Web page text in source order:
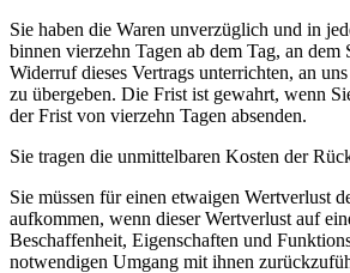
Sie haben die Waren unverzüglich und in
binnen vierzehn Tagen ab dem Tag, an dem
Widerruf dieses Vertrags unterrichten, an
zu übergeben. Die Frist ist gewahrt, wenn
der Frist von vierzehn Tagen absenden.
Sie tragen die unmittelbaren Kosten der
Sie müssen für einen etwaigen Wertverlust
aufkommen, wenn dieser Wertverlust auf
Beschaffenheit, Eigenschaften und
notwendigen Umgang mit ihnen